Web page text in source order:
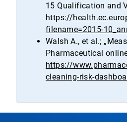
15 Qualification and
https://
filename=2015-
Walsh A., et al.;
Pharmaceutical
https://
cleaning-risk-